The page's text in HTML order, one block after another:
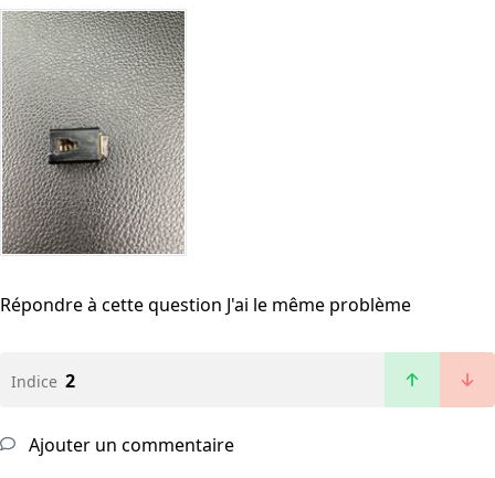
Répondre à cette question J'ai le même problème
Indice 2
Ajouter un commentaire